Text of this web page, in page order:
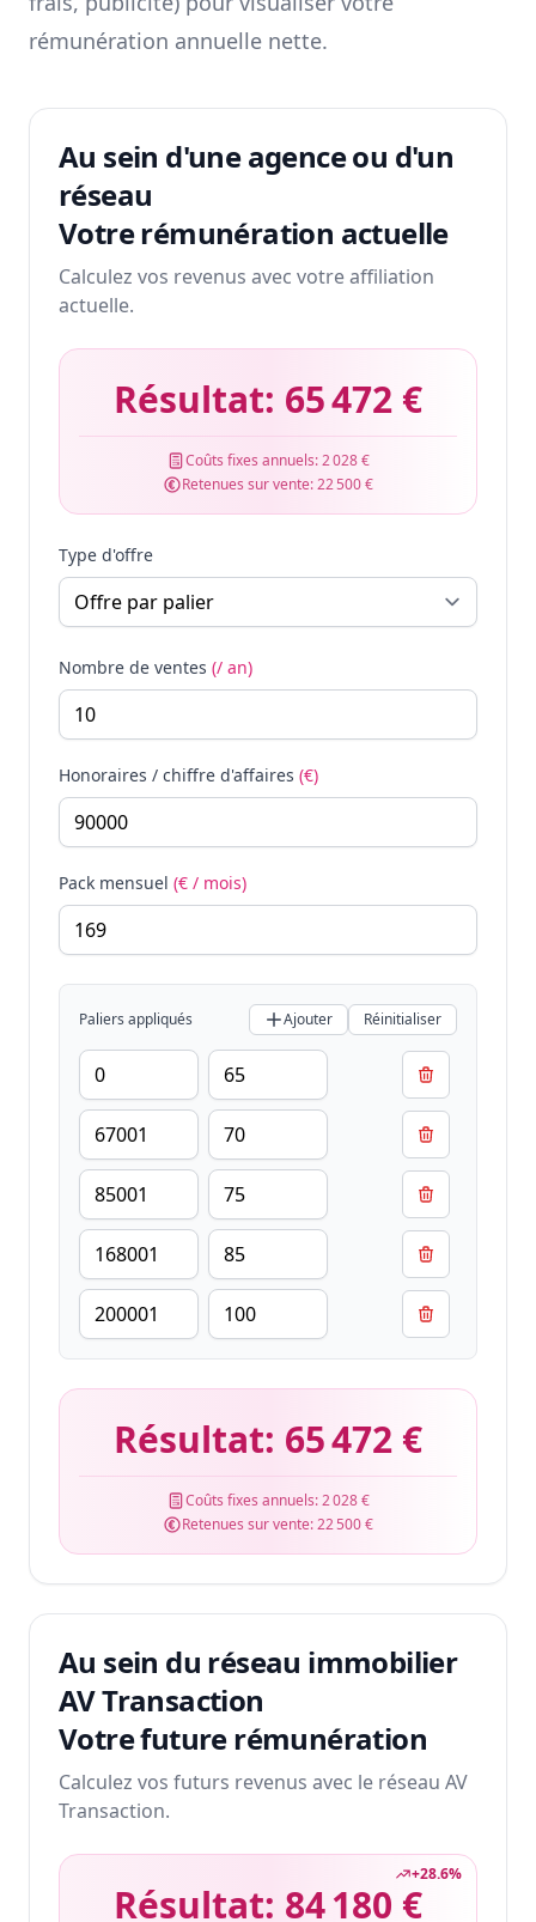
rémunération annuelle nette.
Au sein d'une agence ou d'un
réseau
Votre rémunération actuelle
Calculez vos revenus avec votre affiliation
actuelle.
Résultat: 65 472 €
Coûts fixes annuels:2 028 €
Retenues sur vente:22 500 €
Type d'offre
Nombre de ventes (/ an)
Honoraires / chiffre d'affaires (€)
Pack mensuel (€ / mois)
Paliers appliqués Ajouter Réinitialiser
Résultat: 65 472 €
Coûts fixes annuels:2 028 €
Retenues sur vente:22 500 €
Au sein du réseau immobilier
AV Transaction
Votre future rémunération
Calculez vos futurs revenus avec le réseau AV
Transaction.
+28.6%
Résultat: 84 180 €